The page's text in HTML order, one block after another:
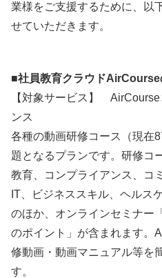
業様をご支援するために、以
せていただきます。
■社員教育クラウドAirCourse
【対象サービス】
ンス
各種の動画研修コース（現在
題となるプランです。研修コ
教育、コンプライアンス、コ
IT、ビジネススキル、ヘルス
のほか、オンラインセミナー
のポイント」が含まれます。
修動画・動画マニュアル等を
す。